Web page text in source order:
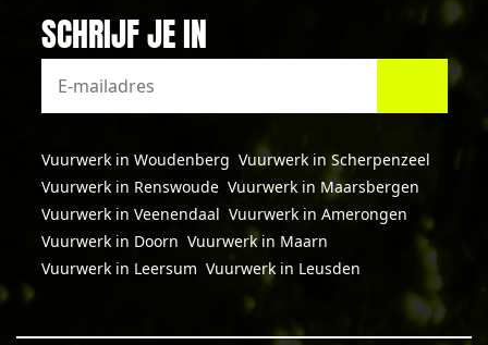
SCHRIJF JE IN
Vuurwerk in Woudenberg Vuurwerk in Scherpenzeel
Vuurwerk in Renswoude Vuurwerk in Maarsbergen
Vuurwerk in Veenendaal Vuurwerk in Amerongen
Vuurwerk in Doorn Vuurwerk in Maarn
Vuurwerk in Leersum Vuurwerk in Leusden